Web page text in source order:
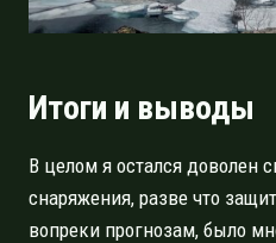
Итоги и выводы
В целом я остался доволен
снаряжения, разве что
вопреки прогнозам, было